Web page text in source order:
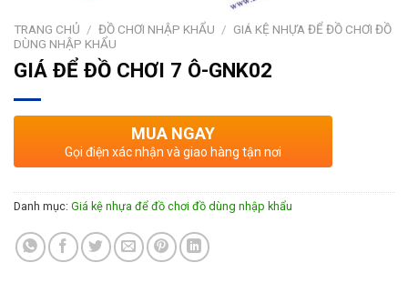
TRANG CHỦ / ĐỒ CHƠI NHẬP KHẨU / GIÁ KỆ NHỰA ĐỂ ĐỒ CHƠI ĐỒ
DÙNG NHẬP KHẨU
GIÁ ĐỂ ĐỒ CHƠI 7 Ô-GNK02
MUA NGAY
Gọi điện xác nhận và giao hàng tận nơi
Danh mục: Giá kệ nhựa để đồ chơi đồ dùng nhập khẩu